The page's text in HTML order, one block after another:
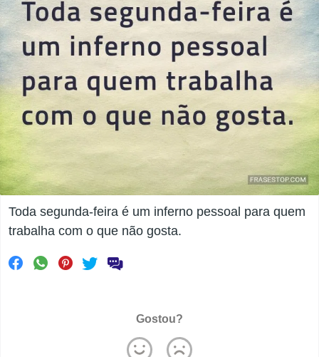
Toda segunda-feira é um inferno pessoal para quem
trabalha com o que não gosta.
Gostou?